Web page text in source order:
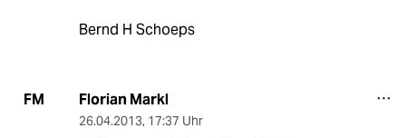
Bernd H Schoeps
FM Florian Markl
26.04.2013, 17:37 Uhr